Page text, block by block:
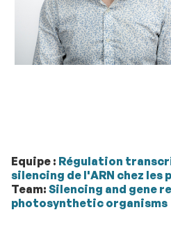
Equipe : Régulation
silencing de l'ARN chez les
Team: Silencing and gene
photosynthetic organisms